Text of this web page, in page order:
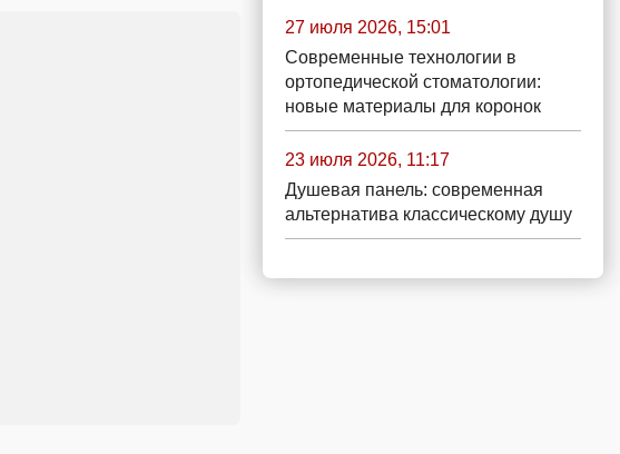
27 июля 2026, 15:01
Современные технологии в
ортопедической стоматологии:
новые материалы для коронок
23 июля 2026, 11:17
Душевая панель: современная
альтернатива классическому душу